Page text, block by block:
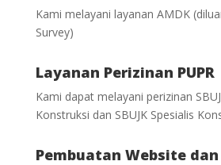
Kami melayani layanan AMDK
Survey)
Layanan Perizinan PUPR
Kami dapat melayani perizinan
Konstruksi dan SBUJK Spesialis
Pembuatan Website